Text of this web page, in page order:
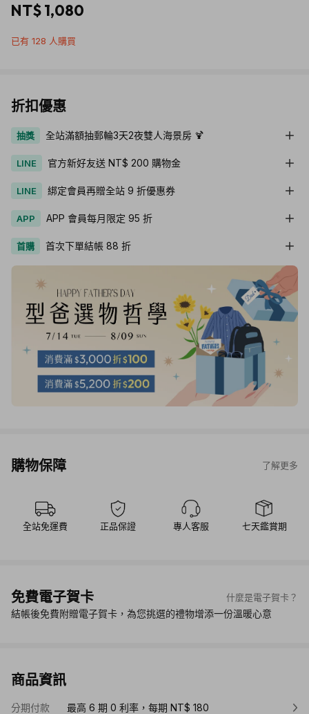
NT$ 1,080
已有 128 人購買
折扣優惠
抽獎 全站滿額抽郵輪3天2夜雙人海景房 🍹
LINE 官方新好友送 NT$ 200 購物金
LINE 綁定會員再贈全站 9 折優惠券
APP APP 會員每月限定 95 折
首購 首次下單結帳 88 折
購物保障 了解更多
全站免運費 正品保證 專人客服 七天鑑賞期
免費電子賀卡 什麼是電子賀卡？
結帳後免費附贈電子賀卡，為您挑選的禮物增添一份溫暖心意
商品資訊
分期付款
最高 6 期 0 利率，每期 NT$ 180